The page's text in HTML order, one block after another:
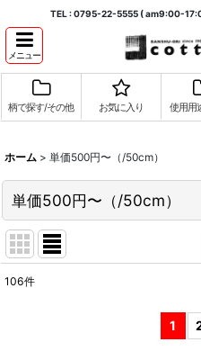
TEL : 0795-22-5555 ( am9:00-
メニュー
柄で探す/その他 お気に入り 使用用
ホーム > 単価500円〜（/50cm）
単価500円〜（/50cm）
106件
1